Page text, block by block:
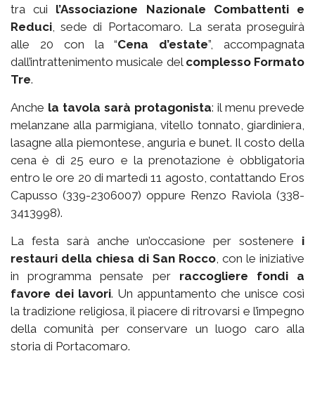
tra cui l’Associazione Nazionale Combattenti e
Reduci, sede di Portacomaro. La serata proseguirà
alle 20 con la “Cena d’estate”, accompagnata
dall’intrattenimento musicale del complesso Formato
Tre.
Anche la tavola sarà protagonista: il menu prevede
melanzane alla parmigiana, vitello tonnato, giardiniera,
lasagne alla piemontese, anguria e bunet. Il costo della
cena è di 25 euro e la prenotazione è obbligatoria
entro le ore 20 di martedì 11 agosto, contattando Eros
Capusso (339-2306007) oppure Renzo Raviola (338-
3413998).
La festa sarà anche un’occasione per sostenere i
restauri della chiesa di San Rocco, con le iniziative
in programma pensate per raccogliere fondi a
favore dei lavori. Un appuntamento che unisce così
la tradizione religiosa, il piacere di ritrovarsi e l’impegno
della comunità per conservare un luogo caro alla
storia di Portacomaro.